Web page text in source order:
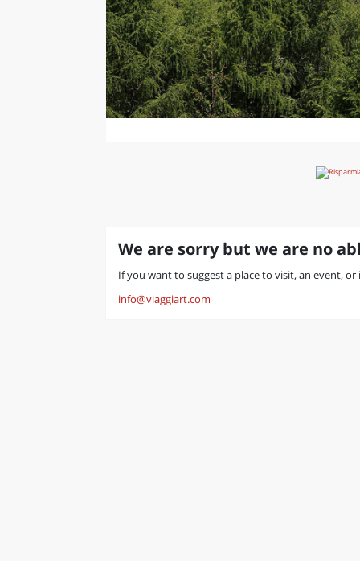
We are sorry but we are no
If you want to suggest a place to visit, an event,
info@viaggiart.com